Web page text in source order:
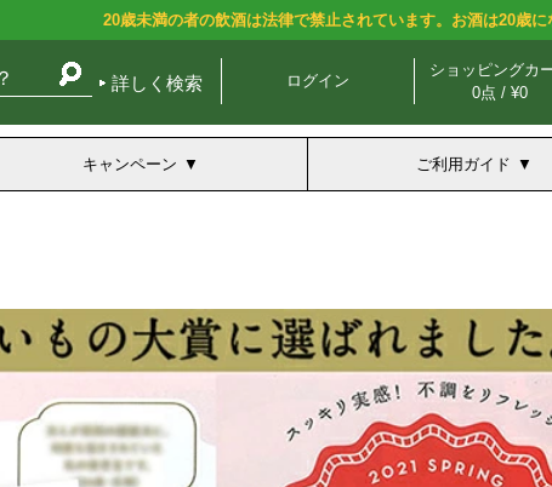
20歳未満の者の飲酒は法律で禁止されています。お酒は20歳に
詳しく検索 ログイン
ショッピングカ
0点 / ¥0
キャンペーン ご利用ガイド